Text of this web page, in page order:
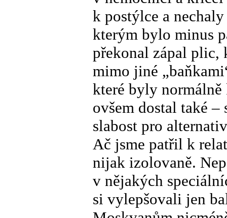
k postýlce a
kterým bylo minus
překonal zápal plic,
mimo jiné
které byly
ovšem dostal také
slabost pro
Ač jsme patřil k
nijak izolovaně.
v nějakých
si vylepšovali jen